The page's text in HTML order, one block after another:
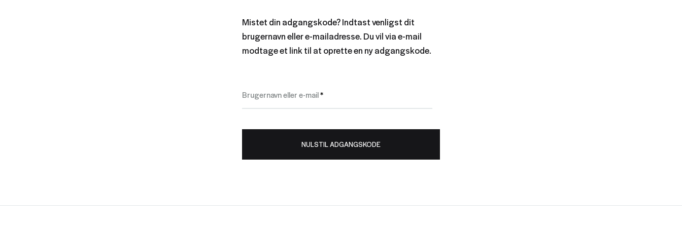
Mistet din adgangskode? Indtast venligst dit
brugernavn eller e-mailadresse. Du vil via e-mail
modtage et link til at oprette en ny adgangskode.
Brugernavn eller e-mail*Påkrævet
NULSTIL ADGANGSKODE